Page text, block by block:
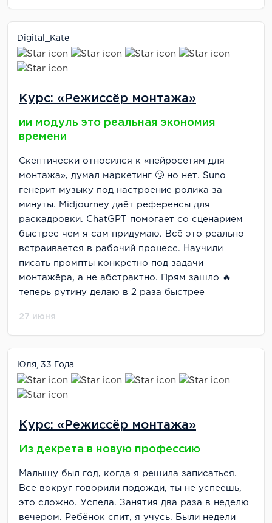
Digital_Kate
Курс: «Режиссёр монтажа»
ии модуль это реальная экономия
времени
Скептически относился к «нейросетям для
монтажа», думал маркетинг 🙄 но нет. Suno
генерит музыку под настроение ролика за
минуты. Midjourney даёт референсы для
раскадровки. ChatGPT помогает со сценарием
быстрее чем я сам придумаю. Всё это реально
встраивается в рабочий процесс. Научили
писать промпты конкретно под задачи
монтажёра, а не абстрактно. Прям зашло 🔥
теперь рутину делаю в 2 раза быстрее
27 июня
Юля, 33 Года
Курс: «Режиссёр монтажа»
Из декрета в новую профессию
Малышу был год, когда я решила записаться.
Все вокруг говорили подожди, ты не успеешь,
это сложно. Успела. Занятия два раза в неделю
вечером. Ребёнок спит, я учусь. Были недели